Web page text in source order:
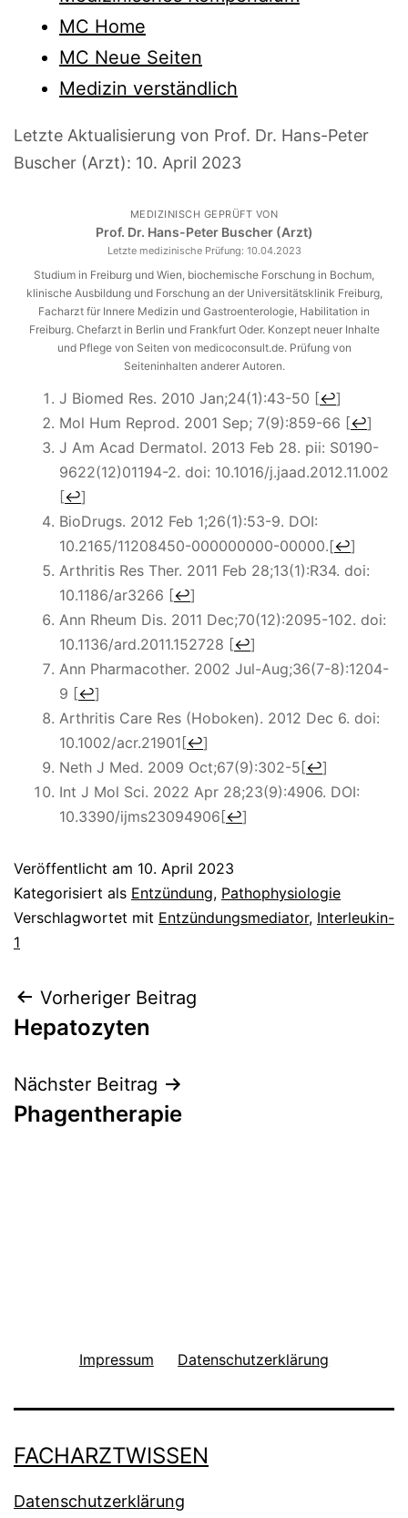
MC Home
MC Neue Seiten
Medizin verständlich
Letzte Aktualisierung von Prof. Dr. Hans-Peter
Buscher (Arzt): 10. April 2023
MEDIZINISCH GEPRÜFT VON
Prof. Dr. Hans-Peter Buscher (Arzt)
Letzte medizinische Prüfung: 10.04.2023
Studium in Freiburg und Wien, biochemische Forschung in Bochum,
klinische Ausbildung und Forschung an der Universitätsklinik Freiburg,
Facharzt für Innere Medizin und Gastroenterologie, Habilitation in
Freiburg. Chefarzt in Berlin und Frankfurt Oder. Konzept neuer Inhalte
und Pflege von Seiten von medicoconsult.de. Prüfung von
Seiteninhalten anderer Autoren.
J Biomed Res. 2010 Jan;24(1):43-50 [↩]
Mol Hum Reprod. 2001 Sep; 7(9):859-66 [↩]
J Am Acad Dermatol. 2013 Feb 28. pii: S0190-
9622(12)01194-2. doi: 10.1016/j.jaad.2012.11.002
[↩]
BioDrugs. 2012 Feb 1;26(1):53-9. DOI:
10.2165/11208450-000000000-00000.[↩]
Arthritis Res Ther. 2011 Feb 28;13(1):R34. doi:
10.1186/ar3266 [↩]
Ann Rheum Dis. 2011 Dec;70(12):2095-102. doi:
10.1136/ard.2011.152728 [↩]
Ann Pharmacother. 2002 Jul-Aug;36(7-8):1204-
9 [↩]
Arthritis Care Res (Hoboken). 2012 Dec 6. doi:
10.1002/acr.21901[↩]
Neth J Med. 2009 Oct;67(9):302-5[↩]
Int J Mol Sci. 2022 Apr 28;23(9):4906. DOI:
10.3390/ijms23094906[↩]
Veröffentlicht am 10. April 2023
Kategorisiert als Entzündung, Pathophysiologie
Verschlagwortet mit Entzündungsmediator, Interleukin-
1
Beitragsnavigation
Vorheriger Beitrag
Hepatozyten
Nächster Beitrag
Phagentherapie
Impressum Datenschutzerklärung
FACHARZTWISSEN
Datenschutzerklärung